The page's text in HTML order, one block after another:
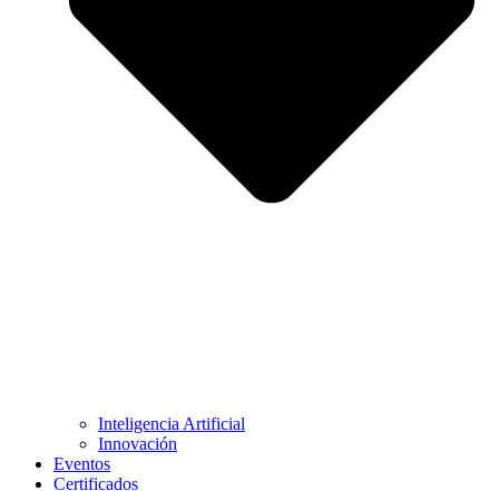
Inteligencia Artificial
Innovación
Eventos
Certificados